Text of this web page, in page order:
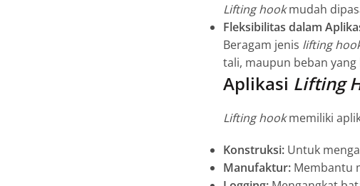
Lifting hookmudah
Fleksibilitas dalam
Beragam jenis lifting
tali, maupun beban yang
Aplikasi Lifting
Lifting hookmemiliki
Konstruksi:Untuk
Manufaktur:Membantu